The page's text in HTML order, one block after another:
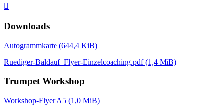

Downloads
Autogrammkarte (644,4 KiB)
Ruediger-Baldauf_Flyer-Einzelcoaching.pdf(1,4 MiB)
Trumpet Workshop
Workshop-Flyer A5 (1,0 MiB)